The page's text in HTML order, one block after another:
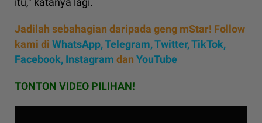
Jadilah sebahagian daripada geng mStar! Follow
kami di WhatsApp,Telegram,Twitter,TikTok,
Facebook, Instagram dan YouTube
TONTON VIDEO PILIHAN!